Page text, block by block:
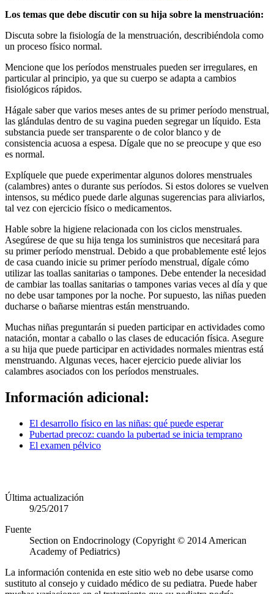
Los temas que debe discutir con su hija sobre la menstruación:
Discuta sobre la fisiología de la menstruación, describiéndola como
un proceso físico normal.
Mencione que los períodos menstruales pueden ser irregulares, en
particular al principio, ya que su cuerpo se adapta a cambios
fisiológicos rápidos.
Hágale saber que varios meses antes de su primer período menstrual,
las glándulas dentro de su vagina pueden segregar un líquido. Esta
substancia puede ser transparente o de color blanco y de
consistencia acuosa a espesa. Dígale que no se preocupe y que eso
es normal.
Explíquele que puede experimentar algunos dolores menstruales
(calambres) antes o durante sus períodos. Si estos dolores se vuelven
intensos, su médico puede darle algunas sugerencias para aliviarlos,
tal vez con ejercicio físico o medicamentos.
Hable sobre la higiene relacionada con los ciclos menstruales.
Asegúrese de que su hija tenga los suministros que necesitará para
su primer período menstrual. Debido a que probablemente esté lejos
de casa cuando inicie su primer período menstrual, dígale cómo
utilizar las toallas sanitarias o tampones. Debe entender la necesidad
de cambiar las toallas sanitarias o tampones varias veces al día y que
no debe usar tampones por la noche. Por supuesto, las niñas pueden
ducharse o bañarse mientras están menstruando.
Muchas niñas preguntarán si pueden participar en actividades como
natación, montar a caballo o las clases de educación física. Asegure
a su hija que puede participar en actividades normales mientras está
menstruando. Algunas veces, hacer ejercicio puede aliviar los
calambres asociados con los períodos menstruales.
Información adicional:
El desarrollo físico en las niñas: qué puede esperar
Pubertad precoz: cuando la pubertad se inicia temprano
El examen pélvico
Última actualización
9/25/2017
Fuente
Section on Endocrinology (Copyright © 2014 American
Academy of Pediatrics)
La información contenida en este sitio web no debe usarse como
sustituto al consejo y cuidado médico de su pediatra. Puede haber